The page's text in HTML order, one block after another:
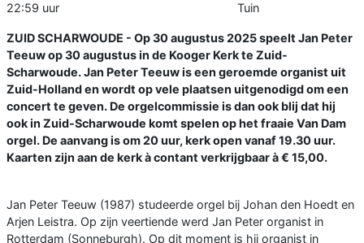
22:59 uur
Tuin
ZUID SCHARWOUDE - Op 30 augustus 2025 speelt Jan Peter
Teeuw op 30 augustus in de Kooger Kerk te Zuid-
Scharwoude. Jan Peter Teeuw is een geroemde organist uit
Zuid-Holland en wordt op vele plaatsen uitgenodigd om een
concert te geven. De orgelcommissie is dan ook blij dat hij
ook in Zuid-Scharwoude komt spelen op het fraaie Van Dam
orgel. De aanvang is om 20 uur, kerk open vanaf 19.30 uur.
Kaarten zijn aan de kerk à contant verkrijgbaar à € 15,00.
Jan Peter Teeuw (1987) studeerde orgel bij Johan den Hoedt en
Arjen Leistra. Op zijn veertiende werd Jan Peter organist in
Rotterdam (Sonneburgh). Op dit moment is hij organist in